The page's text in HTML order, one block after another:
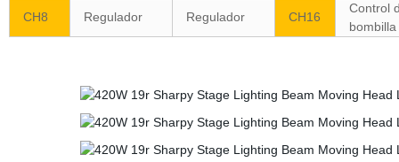
CH8 Regulador Regulador CH16
Control
bombilla